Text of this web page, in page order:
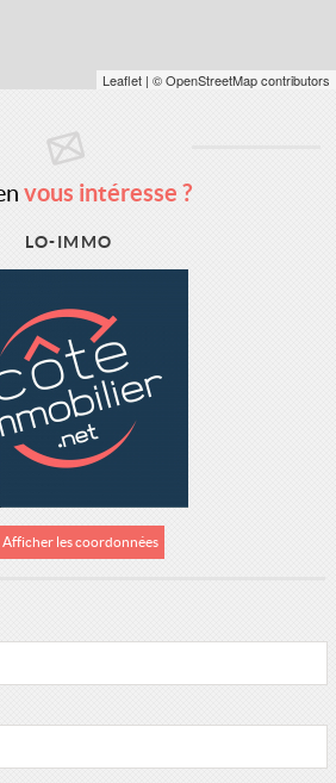
Leaflet | © OpenStreetMap contributors
vous intéresse ?
LO-IMMO
Afficher les coordonnées